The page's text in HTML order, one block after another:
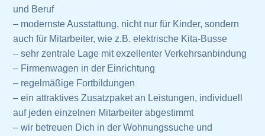
und Beruf
– modernste Ausstattung, nicht nur für Kinder, sondern
auch für Mitarbeiter, wie z.B. elektrische Kita-Busse
– sehr zentrale Lage mit exzellenter Verkehrsanbindung
– Firmenwagen in der Einrichtung
– regelmäßige Fortbildungen
– ein attraktives Zusatzpaket an Leistungen, individuell
auf jeden einzelnen Mitarbeiter abgestimmt
– wir betreuen Dich in der Wohnungssuche und